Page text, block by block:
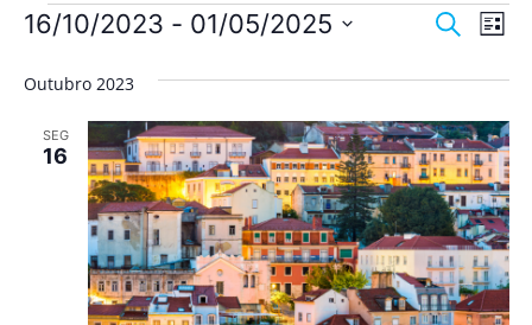
de
e
de
Pesquisar
de
Lista
16/10/2023 - 01/05/2025
data.
Outubro 2023
SEG
16